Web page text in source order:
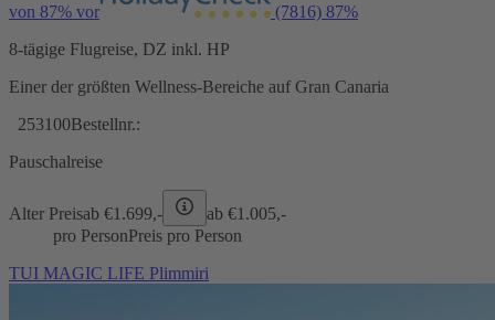
von 87% vor (7816) 87%
8-tägige Flugreise, DZ inkl. HP
Einer der größten Wellness-Bereiche auf Gran Canaria
253100Bestellnr.:
Pauschalreise
Alter Preisab €1.699,- ab €1.005,-
pro PersonPreis pro Person
TUI MAGIC LIFE Plimmiri